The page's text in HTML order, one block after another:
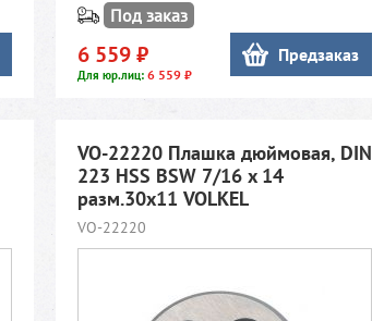
Под заказ
6 559 ₽
Для юр.лиц: 6 559 ₽
Предзаказ
VO-22220 Плашка дюймовая, DIN
223 HSS BSW 7/16 x 14
разм.30х11 VOLKEL
VO-22220